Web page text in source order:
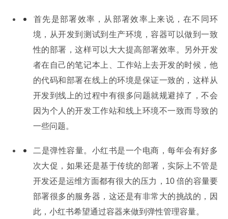
首先是部署效率，从部署效率上来说，在不同环
境，从开发到测试到生产环境，容器可以做到一致
性的部署，这样可以大大提高部署效率。另外开发
者在自己的笔记本上、工作站上去开发的时候，他
的代码和部署在线上的环境是保证一致的，这样从
开发到线上的过程中有很多问题就规避掉了，不会
因为个人的开发工作站和线上环境不一致而导致的
一些问题。
二是弹性容量。小红书是一个电商，每年会有好多
次大促，如果还是基于传统的部署，实际上不管是
开发还是运维方面都有很大的压力，10 倍的容量要
部署很多的服务器，这还是有非常大的挑战的，因
此，小红书希望通过容器来做到弹性管理容量。